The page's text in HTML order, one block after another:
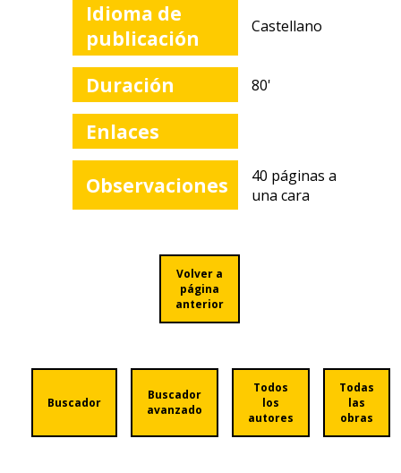
Idioma de
publicación
Castellano
Duración 80'
Enlaces
Observaciones
40 páginas a
una cara
Volver a
página
anterior
Buscador
Buscador
avanzado
Todos
los
autores
Todas
las
obras